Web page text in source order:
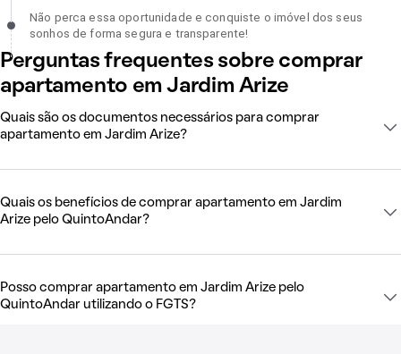
Não perca essa oportunidade e conquiste o imóvel dos seus
de forma segura e transparente!, incompleto
Não perca essa oportunidade e conquiste o imóvel dos seus
sonhos de forma segura e transparente!
Perguntas frequentes sobre comprar
apartamento em Jardim Arize
Quais são os documentos necessários para comprar
apartamento em Jardim Arize?
Quais os benefícios de comprar apartamento em Jardim
Arize pelo QuintoAndar?
Posso comprar apartamento em Jardim Arize pelo
QuintoAndar utilizando o FGTS?